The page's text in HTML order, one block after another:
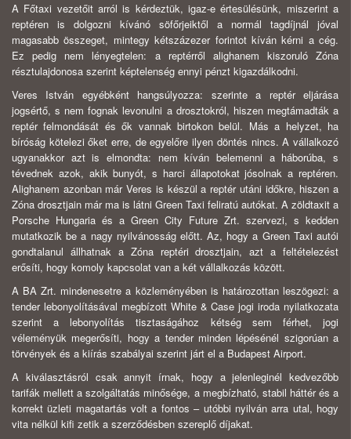
A Főtaxi vezetőit arról is kérdeztük, igaz-e értesülésünk, miszerint a
reptéren is dolgozni kívánó söfőrjeiktől a normál tagdíjnál jóval
magasabb összeget, mintegy kétszázezer forintot kíván kérni a cég.
Ez pedig nem lényegtelen: a reptérről alighanem kiszoruló Zóna
résztulajdonosa szerint képtelenség ennyi pénzt kigazdálkodni.
Veres István egyébként hangsúlyozza: szerinte a reptér eljárása
jogsértő, s nem fognak levonulni a drosztokról, hiszen megtámadták a
reptér felmondását és ők vannak birtokon belül. Más a helyzet, ha
bíróság kötelezi őket erre, de egyelőre ilyen döntés nincs. A vállalkozó
ugyanakkor azt is elmondta: nem kíván belemenni a háborúba, s
tévednek azok, akik bunyót, s harci állapotokat jósolnak a reptéren.
Alighanem azonban már Veres is készül a reptér utáni időkre, hiszen a
Zóna drosztjain már ma is látni Green Taxi feliratú autókat. A zöldtaxit a
Porsche Hungaria és a Green City Future Zrt. szervezi, s kedden
mutatkozik be a nagy nyilvánosság előtt. Az, hogy a Green Taxi autói
gondtalanul állhatnak a Zóna reptéri drosztjain, azt a feltételezést
erősíti, hogy komoly kapcsolat van a két vállalkozás között.
A BA Zrt. mindenesetre a közleményében is határozottan leszögezi: a
tender lebonyolításával megbízott White & Case jogi iroda nyilatkozata
szerint a lebonyolítás tisztaságához kétség sem férhet, jogi
véleményük megerősíti, hogy a tender minden lépésénél szigorúan a
törvények és a kiírás szabályai szerint járt el a Budapest Airport.
A kiválasztásról csak annyit írnak, hogy a jelenleginél kedvezőbb
tarifák mellett a szolgáltatás minősége, a megbízható, stabil háttér és a
korrekt üzleti magatartás volt a fontos – utóbbi nyilván arra utal, hogy
vita nélkül kiﬁ zetik a szerződésben szereplő díjakat.